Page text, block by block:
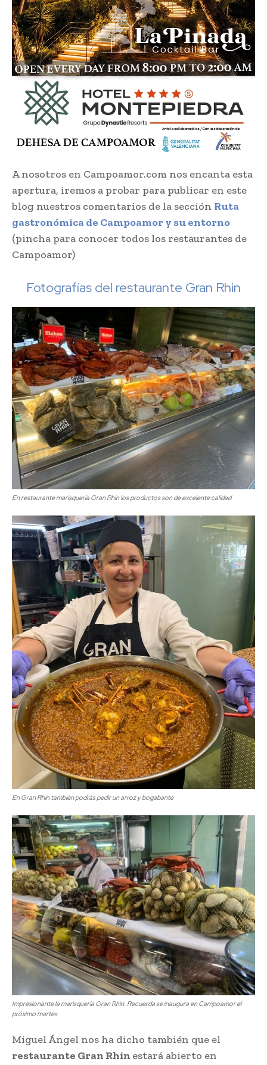
A nosotros en Campoamor.com nos encanta esta
apertura, iremos a probar para publicar en este
blog nuestros comentarios de la sección Ruta
gastronómica de Campoamor y su entorno
(pincha para conocer todos los restaurantes de
Campoamor)
Fotografías del restaurante Gran Rhin
En restaurante marisquería Gran Rhin los productos son de excelente calidad
En Gran Rhin también podrás pedir un arroz y bogabante
Impresionante la marisquería Gran Rhin. Recuerda se inaugura en Campoamor el
próximo martes
Miguel Ángel nos ha dicho también que el
restaurante Gran Rhin estará abierto en